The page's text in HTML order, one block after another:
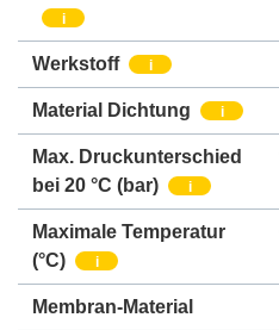
i
Werkstoff i
Material Dichtung i
Max. Druckunterschied
bei 20 °C (bar)
i
Maximale Temperatur
(°C)
i
Membran-Material